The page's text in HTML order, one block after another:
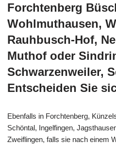
Forchtenberg
Wohlmuthausen,
Rauhbusch-Hof,
Muthof oder
Schwarzenweiler,
Entscheiden Sie
Ebenfalls in Forchtenberg,
Schöntal, Ingelfingen,
Zweiflingen, falls sie nach einem